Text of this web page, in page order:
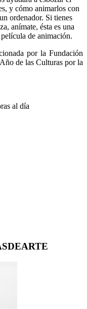
y cómo animarlos con
ordenador. Si tienes
anímate, ésta es una
de animación.
por la Fundación
de las Culturas por la
al día